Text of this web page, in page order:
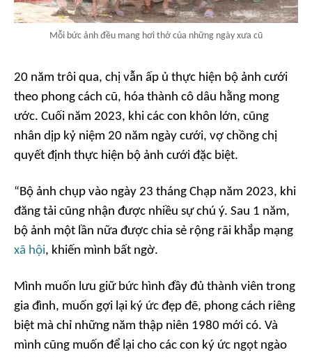
Mỗi bức ảnh đều mang hơi thở của những ngày xưa cũ
20 năm trôi qua, chị vẫn ấp ủ thực hiện bộ ảnh cưới
theo phong cách cũ, hóa thành cô dâu hằng mong
ước. Cuối năm 2023, khi các con khôn lớn, cũng
nhân dịp kỷ niệm 20 năm ngày cưới, vợ chồng chị
quyết định thực hiện bộ ảnh cưới đặc biệt.
“Bộ ảnh chụp vào ngày 23 tháng Chạp năm 2023, khi
đăng tải cũng nhận được nhiều sự chú ý. Sau 1 năm,
bộ ảnh một lần nữa được chia sẻ rộng rãi khắp mạng
xã hội, khiến mình bất ngờ.
Mình muốn lưu giữ bức hình đầy đủ thành viên trong
gia đình, muốn gợi lại ký ức đẹp đẽ, phong cách riêng
biệt mà chỉ những năm thập niên 1980 mới có. Và
mình cũng muốn để lại cho các con ký ức ngọt ngào